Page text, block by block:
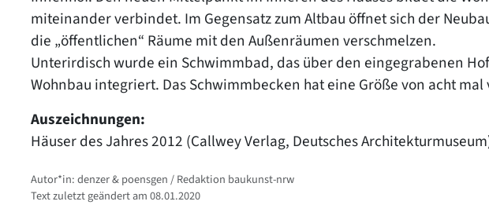
miteinander verbindet. Im Gegensatz zum Altbau öffnet sich der
die „öffentlichen“ Räume mit den Außenräumen verschmelzen.
Unterirdisch wurde ein Schwimmbad, das über den eingegrabenen
Wohnbau integriert. Das Schwimmbecken hat eine Größe von acht mal
Auszeichnungen:
Häuser des Jahres 2012 (Callwey Verlag, Deutsches
Autor*in: denzer & poensgen / Redaktion baukunst-nrw
Text zuletzt geändert am 08.01.2020